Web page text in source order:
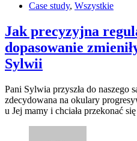
Case study, Wszystkie
Jak precyzyjna
dopasowanie
Sylwii
Pani Sylwia przyszła do naszego
zdecydowana na okulary
u Jej mamy i chciała przekonać